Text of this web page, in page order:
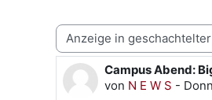
Anzeigemodus
Campus Abend:
von N E W S -
Anzahl Antworten: